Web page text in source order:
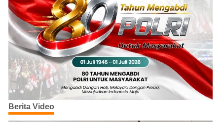
Berita Video